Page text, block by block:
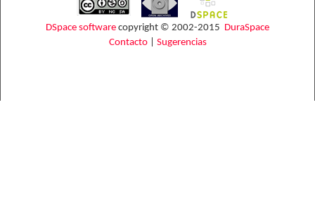
DSpace software copyright © 2002-2015 DuraSpace
Contacto| Sugerencias